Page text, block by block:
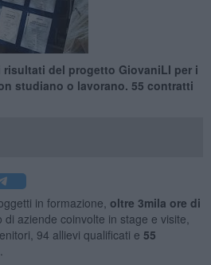
risultati del progetto GiovaniLI per i
studiano o lavorano. 55 contratti
in formazione, oltre 3mila ore di
di aziende coinvolte in stage e visite,
94 allievi qualificati e 55